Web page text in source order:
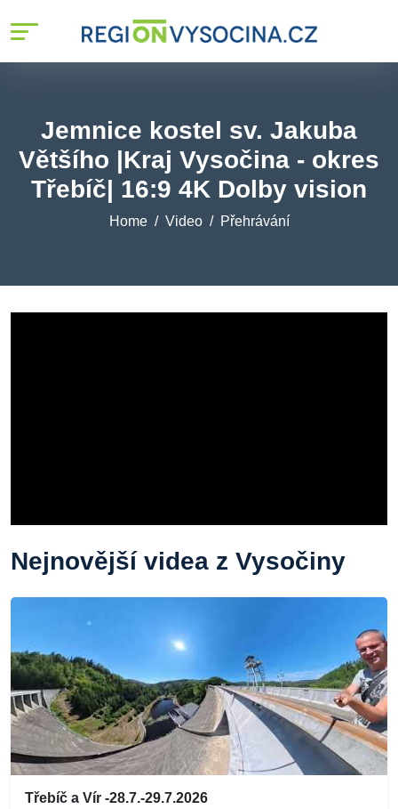
Jemnice kostel sv. Jakuba
Většího |Kraj Vysočina - okres
Třebíč| 16:9 4K Dolby vision
Home Video Přehrávání
Nejnovější videa z Vysočiny
Třebíč a Vír -28.7.-29.7.2026